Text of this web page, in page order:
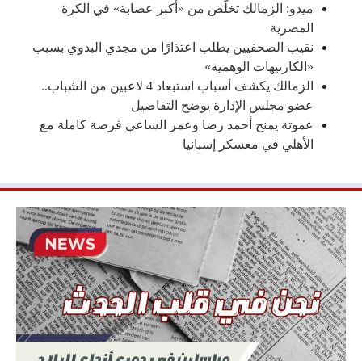
ميدو: الزمالك تخلّص من «أكبر عصابة» في الكرة
المصرية
نقيب الصحفيين يطلب اعتذارًا من مجدي البدوي بسبب
«الكارنيهات الوهمية»
الزمالك يكشف أسباب استبعاد 4 لاعبين من الشباب..
عضو مجلس الإدارة يوضح التفاصيل
عموتة يمنح أحمد رضا وعمر الساعي فرصة كاملة مع
الأهلي في معسكر إسبانيا